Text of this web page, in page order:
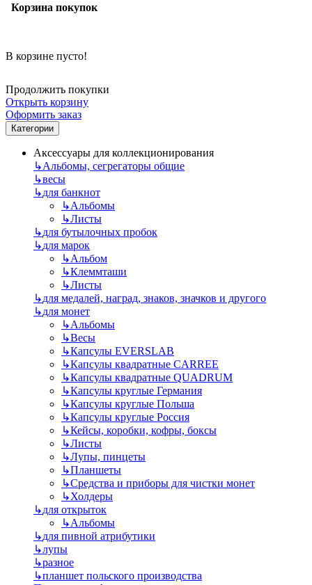
Корзина покупок
В корзине пусто!
Продолжить покупки
Открыть корзину
Оформить заказ
Категории
Аксессуары для коллекционирования
↳Альбомы, сегрегаторы общие
↳весы
↳для банкнот
↳Альбомы
↳Листы
↳для бутылочных пробок
↳для марок
↳Альбом
↳Клеммташи
↳Листы
↳для медалей, наград, знаков, значков и другого
↳для монет
↳Альбомы
↳Весы
↳Капсулы EVERSLAB
↳Капсулы квадратные CARREE
↳Капсулы квадратные QUADRUM
↳Капсулы круглые Германия
↳Капсулы круглые Польша
↳Капсулы круглые Россия
↳Кейсы, коробки, кофры, боксы
↳Листы
↳Лупы, пинцеты
↳Планшеты
↳Средства и приборы для чистки монет
↳Холдеры
↳для открыток
↳Альбомы
↳для пивной атрибутики
↳лупы
↳разное
↳планшет польского производства